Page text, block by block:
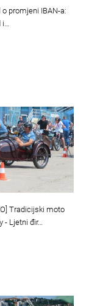
o promjeni IBAN-a:
Tradicijski moto
- Ljetni đir…